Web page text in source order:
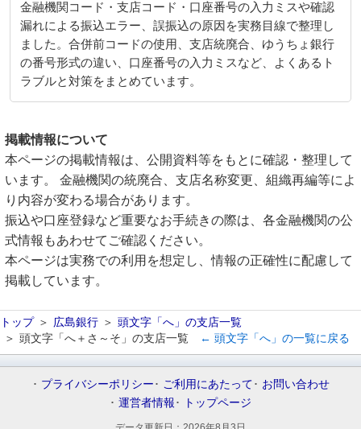
金融機関コード・支店コード・口座番号の入力ミスや確認
漏れによる振込エラー、誤振込の原因を実務目線で整理し
ました。合併前コードの使用、支店統廃合、ゆうちょ銀行
の番号形式の違い、口座番号の入力ミスなど、よくあるト
ラブルと対策をまとめています。
掲載情報について
本ページの掲載情報は、公開資料等をもとに確認・整理して
います。 金融機関の統廃合、支店名称変更、組織再編等によ
り内容が変わる場合があります。
振込や口座登録など重要なお手続きの際は、各金融機関の公
式情報もあわせてご確認ください。
本ページは実務での利用を想定し、情報の正確性に配慮して
掲載しています。
トップ 広島銀行
頭文字「へ」の支店一覧
頭文字「へ＋さ～そ」の支店一覧
← 頭文字「へ」の一覧に戻る
プライバシーポリシー ご利用にあたって
お問い合わせ
運営者情報
トップページ